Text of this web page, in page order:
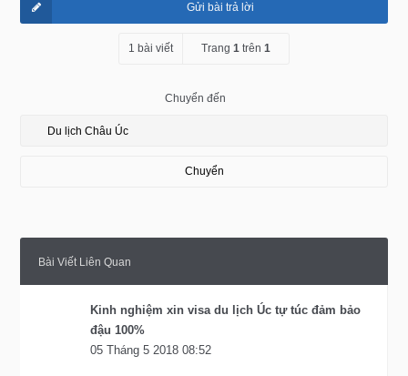
Gửi bài trả lời
1 bài viết Trang 1 trên 1
Chuyển đến
Chuyển
Bài Viết Liên Quan
Kinh nghiệm xin visa du lịch Úc tự túc đảm bảo
đậu 100%
05 Tháng 5 2018 08:52